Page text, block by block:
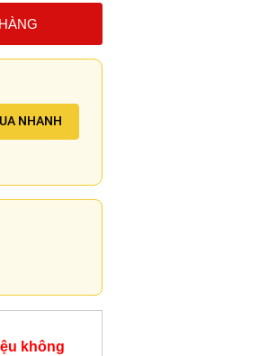
NHANH
không